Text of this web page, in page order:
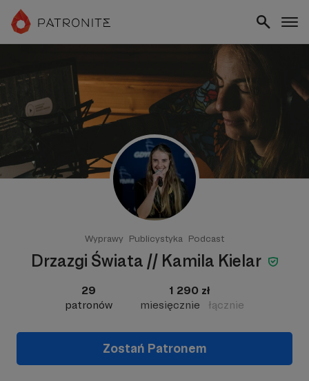
Wyprawy Publicystyka Podcast
Drzazgi Świata // Kamila Kielar
29
patronów
1 290 zł
miesięcznie
łącznie
Zostań Patronem